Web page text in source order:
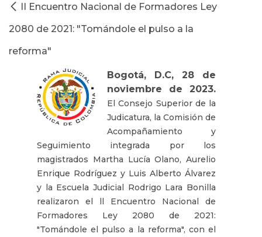
II Encuentro Nacional de Formadores Ley
2080 de 2021: "Tomándole el pulso a la
reforma"
Bogotá, D.C, 28 de
noviembre de 2023.
El Consejo Superior de la
Judicatura, la Comisión de
Acompañamiento y
Seguimiento integrada por los
magistrados Martha Lucía Olano, Aurelio
Enrique Rodríguez y Luis Alberto Álvarez
y la Escuela Judicial Rodrigo Lara Bonilla
realizaron el ll Encuentro Nacional de
Formadores Ley 2080 de 2021:
"Tomándole el pulso a la reforma", con el